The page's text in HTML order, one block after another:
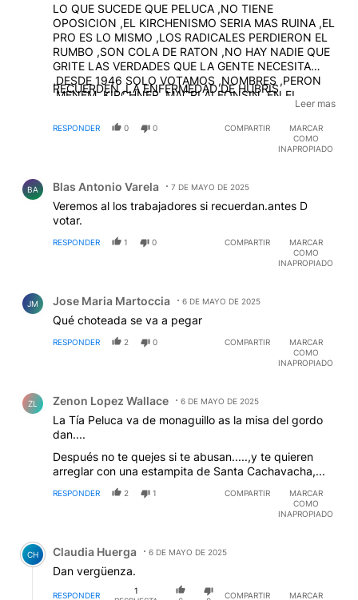
LO QUE SUCEDE QUE PELUCA ,NO TIENE
OPOSICION ,EL KIRCHENISMO SERIA MAS RUINA ,EL
PRO ES LO MISMO ,LOS RADICALES PERDIERON EL
RUMBO ,SON COLA DE RATON ,NO HAY NADIE QUE
GRITE LAS VERDADES QUE LA GENTE NECESITA
,DESDE 1946 SOLO VOTAMOS ,NOMBRES ,PERON
,MENEM, KIRCHNER ,MACRI ALFONSIN ,EN EL
MUNDO SE VOTAN PLATAFORMAS ,Y SI NO SE
CUMPLEN ,A LA PRIMERA VOTACION SE LO SACA
,HASTA QUE APARECE ALGUIEN HONESTO Y
DEMOCRATICO ,NO COMO ACA ,QUE PARECE UN
PARTIDOS CON PLATAFORMAS SERIAS Y CREIBLES
,ESTO SIEMPRE VA A ACABAR DE LA MISMA FORMA
,EL PODER TRANSFORMA Y ENFERMA ,
RECUERDEN ,LA ENFERMEDAD DE HUBRIS
Leer mas
RESPONDER 0 0 COMPARTIR
MARCAR
COMO
INAPROPIADO
BA Blas Antonio Varela 7 DE MAYO DE 2025
Veremos al los trabajadores si recuerdan.antes D
votar.
RESPONDER 1 0 COMPARTIR
MARCAR
COMO
INAPROPIADO
JM Jose Maria Martoccia 6 DE MAYO DE 2025
Qué choteada se va a pegar
RESPONDER 2 0 COMPARTIR
MARCAR
COMO
INAPROPIADO
ZL Zenon Lopez Wallace 6 DE MAYO DE 2025
La Tía Peluca va de monaguillo as la misa del gordo
dan....
Después no te quejes si te abusan.....,y te quieren
arreglar con una estampita de Santa Cachavacha,...
RESPONDER 2 1 COMPARTIR
MARCAR
COMO
INAPROPIADO
Comentario de Claudia Huerga.
CH Claudia Huerga 6 DE MAYO DE 2025
Dan vergüenza.
RESPONDER
1
COMPARTIR
MARCAR